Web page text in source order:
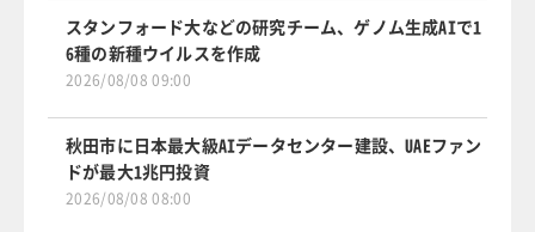
スタンフォード大などの研究チーム、ゲノム生成AIで1
6種の新種ウイルスを作成
2026/08/08 09:00
秋田市に日本最大級AIデータセンター建設、UAEファン
ドが最大1兆円投資
2026/08/08 08:00